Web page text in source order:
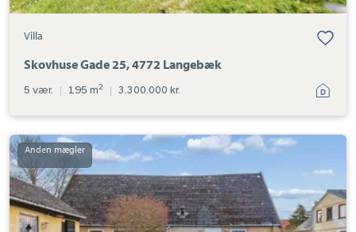
Villa
Skovhuse Gade 25, 4772 Langebæk
5 vær. | 195 m2 | 3.300.000 kr.
Villa:
Langebæk
Gade
13,
4772
Langebæk